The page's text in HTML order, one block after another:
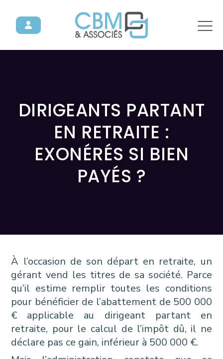
DIRIGEANTS PARTANT
EN RETRAITE :
EXONÉRÉS SI BIEN
PAYÉS ?
À l’occasion de son départ en retraite, un
gérant vend les titres de sa société. Parce
qu’il estime remplir toutes les conditions
pour bénéficier de l’abattement de 500 000
€ applicable au dirigeant partant en
retraite, pour le calcul de l’impôt dû, il ne
déclare pas ce gain, inférieur à 500 000 €.